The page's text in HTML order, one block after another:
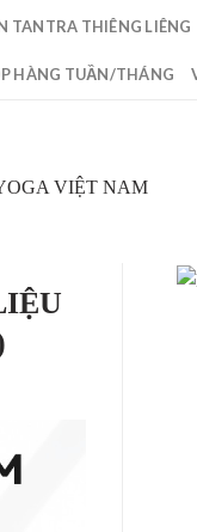
TANTRA THIÊNG LIÊNG
HÀNG TUẦN/THÁNG
VIỆT NAM